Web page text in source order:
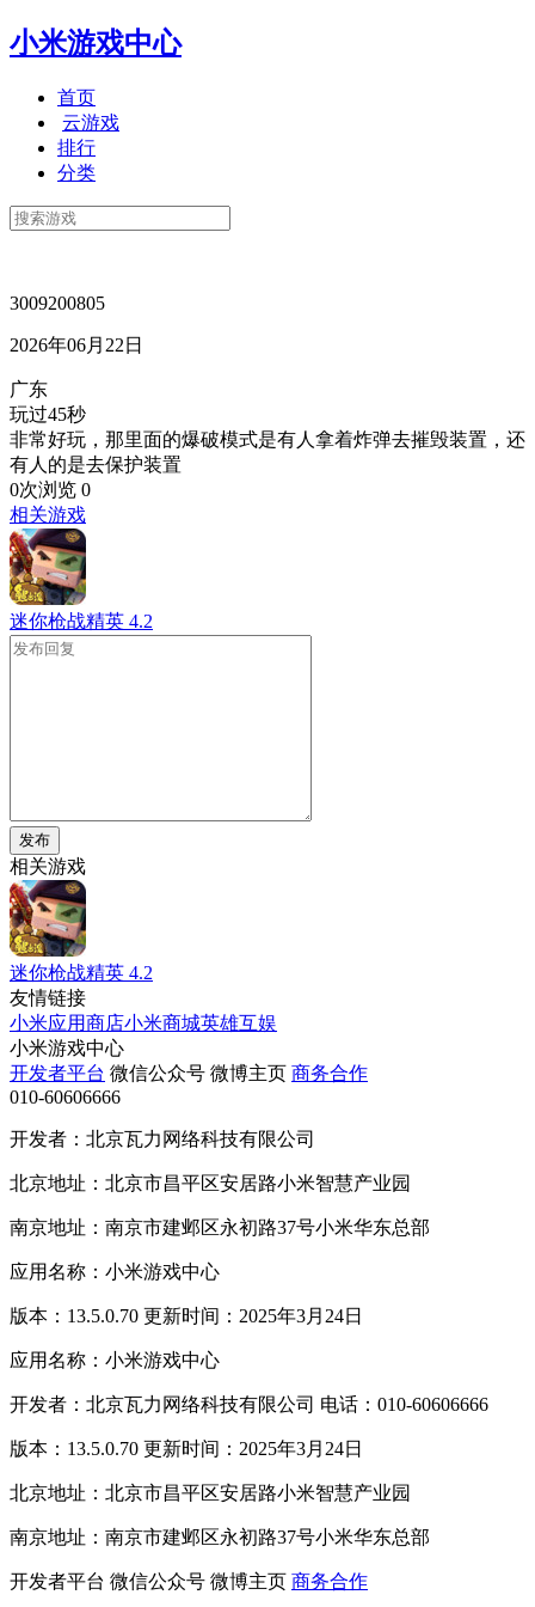
小米游戏中心
首页
云游戏
排行
分类
3009200805
2026年06月22日
广东
玩过45秒
非常好玩，那里面的爆破模式是有人拿着炸弹去摧毁装置，还
有人的是去保护装置
0次浏览 0
相关游戏
迷你枪战精英 4.2
发布
相关游戏
迷你枪战精英 4.2
友情链接
小米应用商店小米商城英雄互娱
小米游戏中心
开发者平台 微信公众号 微博主页 商务合作
010-60606666
开发者：北京瓦力网络科技有限公司
北京地址：北京市昌平区安居路小米智慧产业园
南京地址：南京市建邺区永初路37号小米华东总部
应用名称：小米游戏中心
版本：13.5.0.70 更新时间：2025年3月24日
应用名称：小米游戏中心
开发者：北京瓦力网络科技有限公司 电话：010-60606666
版本：13.5.0.70 更新时间：2025年3月24日
北京地址：北京市昌平区安居路小米智慧产业园
南京地址：南京市建邺区永初路37号小米华东总部
开发者平台 微信公众号 微博主页 商务合作